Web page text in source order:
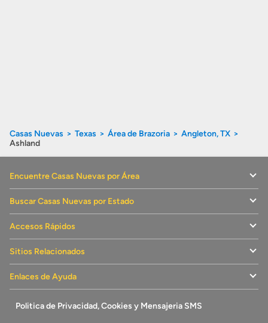
Casas Nuevas Texas Área de Brazoria
Angleton, TX
Ashland
Encuentre Casas Nuevas por Área
Buscar Casas Nuevas por Estado
Accesos Rápidos
Sitios Relacionados
Enlaces de Ayuda
Politica de Privacidad, Cookies y Mensajeria SMS